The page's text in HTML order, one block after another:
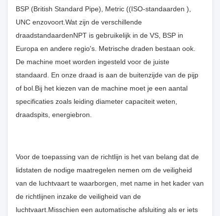
BSP (British Standard Pipe), Metric ((ISO-standaarden ),
UNC enzovoort.Wat zijn de verschillende
draadstandaardenNPT is gebruikelijk in de VS, BSP in
Europa en andere regio's. Metrische draden bestaan ook.
De machine moet worden ingesteld voor de juiste
standaard. En onze draad is aan de buitenzijde van de pijp
of bol.Bij het kiezen van de machine moet je een aantal
specificaties zoals leiding diameter capaciteit weten,
draadspits, energiebron.
Voor de toepassing van de richtlijn is het van belang dat de
lidstaten de nodige maatregelen nemen om de veiligheid
van de luchtvaart te waarborgen, met name in het kader van
de richtlijnen inzake de veiligheid van de
luchtvaart.Misschien een automatische afsluiting als er iets